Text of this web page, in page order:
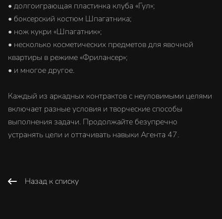
• долгоиграющая пластинка клуба «Гул»;
• боксерский костюм Шпагатника;
• нож кукри «Шпагатник»;
• несколько косметических предметов для явочной
квартиры в режиме «Фрилансер»;
• и многое другое.
Каждый из аркадных контрактов с неуловимыми целями
включает разные условия и творческие способы
выполнения задачи. Продолжайте безупречно
устранять цели и оттачивать навыки Агента 47.
Назад к списку